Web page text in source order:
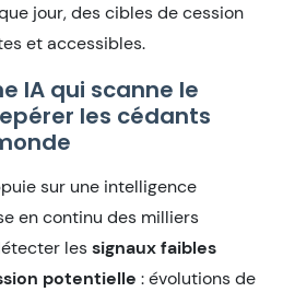
jour, des cibles de cession
et accessibles.
IA qui scanne le
les cédants
sur une intelligence
en continu des milliers
lessignaux faibles
potentielle : évolutions de